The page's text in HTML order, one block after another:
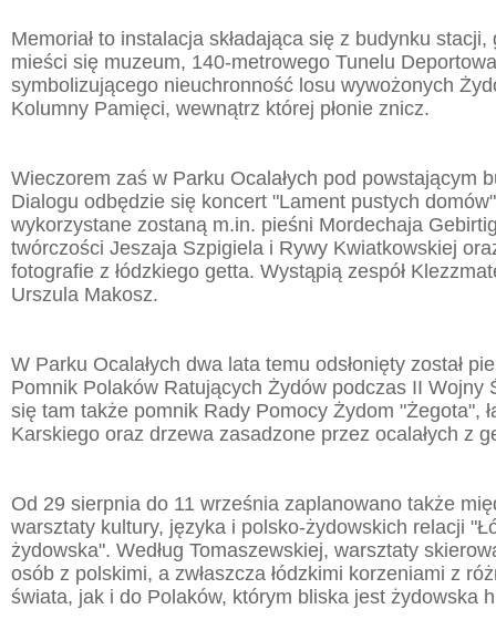
Memoriał to instalacja składająca się z budynku
mieści się muzeum, 140-metrowego Tunelu
symbolizującego nieuchronność losu wywożonych
Kolumny Pamięci, wewnątrz której płonie znicz.
Wieczorem zaś w Parku Ocalałych pod powstającym
Dialogu odbędzie się koncert "Lament pustych
wykorzystane zostaną m.in. pieśni Mordechaja
twórczości Jeszaja Szpigiela i Rywy Kwiatkowskiej
fotografie z łódzkiego getta. Wystąpią zespół
Urszula Makosz.
W Parku Ocalałych dwa lata temu odsłonięty został
Pomnik Polaków Ratujących Żydów podczas II Wojny
się tam także pomnik Rady Pomocy Żydom "Żegota",
Karskiego oraz drzewa zasadzone przez ocalałych z
Od 29 sierpnia do 11 września zaplanowano także
warsztaty kultury, języka i polsko-żydowskich relacji
żydowska". Według Tomaszewskiej, warsztaty
osób z polskimi, a zwłaszcza łódzkimi korzeniami z
świata, jak i do Polaków, którym bliska jest żydowska